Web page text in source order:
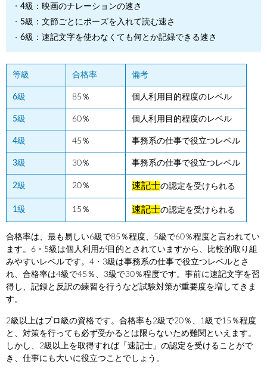
4級：映画のナレーションの速さ
5級：文節ごとにポーズを入れて読む速さ
6級：速記文字を使わなくても何とか記録できる速さ
等級 合格率 備考
6級 85％ 個人利用目的程度のレベル
5級 60％ 個人利用目的程度のレベル
4級 45％ 事務系の仕事で役立つレベル
3級 30％ 事務系の仕事で役立つレベル
2級 20％ 速記士の認定を受けられる
1級 15％ 速記士の認定を受けられる
合格率は、最も易しい6級で85％程度、5級で60％程度と言われてい
ます。6・5級は個人利用が目的とされていますから、比較的取り組
みやすいレベルです。4・3級は事務系の仕事で役立つレベルとさ
れ、合格率は4級で45％、3級で30％程度です。事前に速記文字を習
得し、記録と反訳の練習を行うなど試験対策が重要度を増してきま
す。
2級以上はプロ級の資格です。合格率も2級で20％、1級で15％程度
と、対策を行っても必ず受かるとは限らないため難関といえます。
しかし、2級以上を取得すれば「速記士」の認定を受けることがで
き、仕事にも大いに役立つことでしょう。